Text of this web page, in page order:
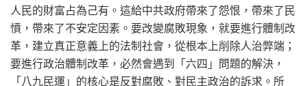
人民的財富占為己有。這給中共政府帶來了怨恨，帶來了民
憤，帶來了不安定因素。要改變腐敗現象，就要進行體制改
革，建立真正意義上的法制社會，從根本上削除人治弊端；
要進行政治體制改革，必然會遇到「六四」問題的解決，
「八九民運」的核心是反對腐敗、對民主政治的訴求。所